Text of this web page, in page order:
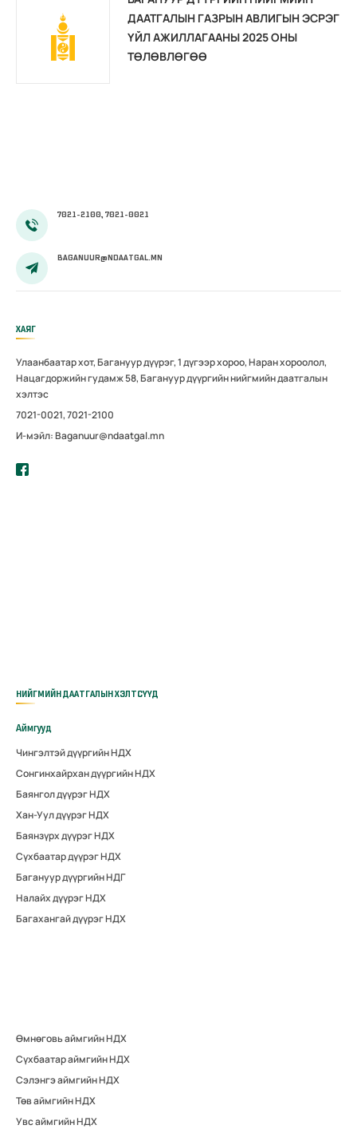
ДААТГАЛЫН ГАЗРЫН АВЛИГЫН ЭСРЭГ
ҮЙЛ АЖИЛЛАГААНЫ 2025 ОНЫ
ТӨЛӨВЛӨГӨӨ
7021-2100, 7021-0021
BAGANUUR@NDAATGAL.MN
ХАЯГ
Улаанбаатар хот, Багануур дүүрэг, 1 дүгээр хороо, Наран хороолол,
Нацагдоржийн гудамж 58, Багануур дүүргийн нийгмийн даатгалын
хэлтэс
7021-0021, 7021-2100
И-мэйл: Baganuur@ndaatgal.mn
НИЙГМИЙН ДААТГАЛЫН ХЭЛТСҮҮД
Аймгууд
Чингэлтэй дүүргийн НДХ
Сонгинхайрхан дүүргийн НДХ
Баянгол дүүрэг НДХ
Хан-Уул дүүрэг НДХ
Баянзүрх дүүрэг НДХ
Сүхбаатар дүүрэг НДХ
Багануур дүүргийн НДГ
Налайх дүүрэг НДХ
Багахангай дүүрэг НДХ
Өмнөговь аймгийн НДХ
Сүхбаатар аймгийн НДХ
Сэлэнгэ аймгийн НДХ
Төв аймгийн НДХ
Увс аймгийн НДХ